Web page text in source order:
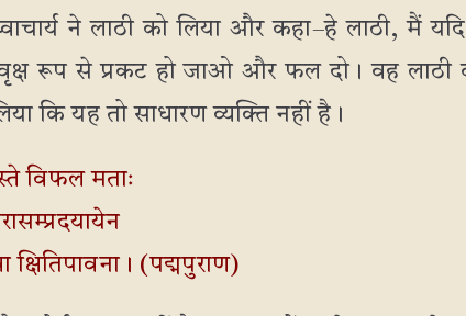
ने लाठी को लिया और कहा–हे लाठी, मैं
रूप से प्रकट हो जाओ और फल दो। वह लाठी
कि यह तो साधारण व्यक्ति नहीं है।
विफल मताः
क्षितिपावना। (पद्मपुराण)